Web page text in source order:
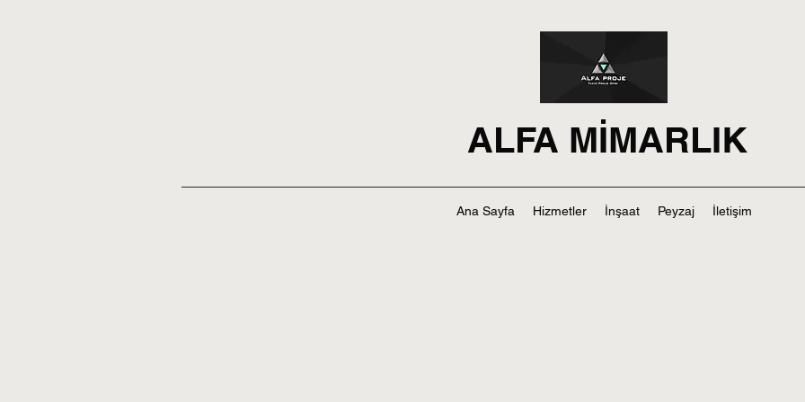
ALFA MİMARLIK
Ana Sayfa Hizmetler İnşaat Peyzaj İletişim